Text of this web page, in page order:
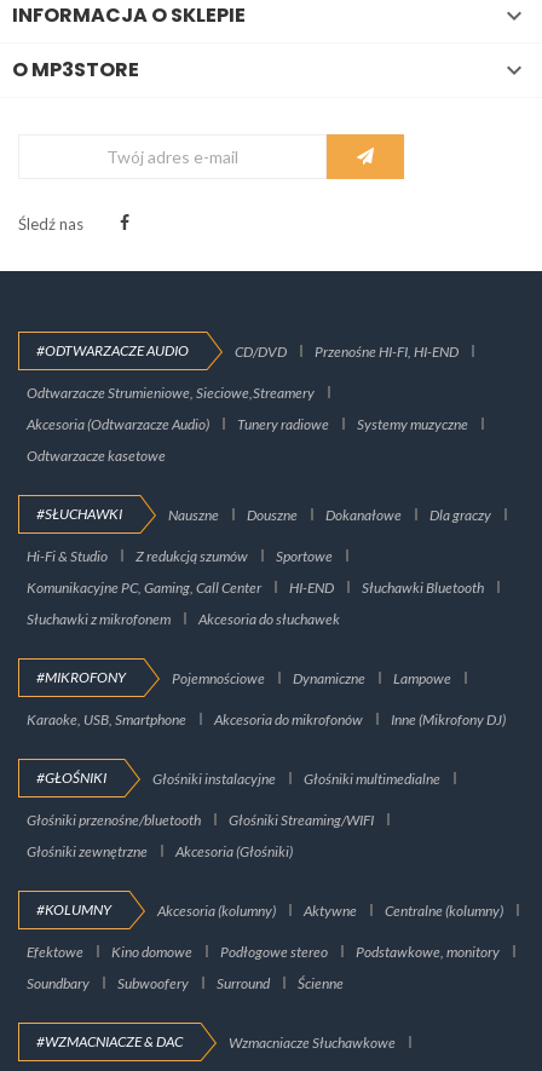
INFORMACJA O SKLEPIE 
O MP3STORE 
Śledź nas
#ODTWARZACZE AUDIO CD/DVD Przenośne HI-FI, HI-END
Odtwarzacze Strumieniowe, Sieciowe,Streamery
Akcesoria (Odtwarzacze Audio)
Tunery radiowe
Systemy muzyczne
Odtwarzacze kasetowe
#SŁUCHAWKI Nauszne Douszne Dokanałowe Dla graczy
Hi-Fi & Studio Z redukcją szumów
Sportowe
Komunikacyjne PC, Gaming, Call Center
HI-END
Słuchawki Bluetooth
Słuchawki z mikrofonem
Akcesoria do słuchawek
#MIKROFONY Pojemnościowe Dynamiczne Lampowe
Karaoke, USB, Smartphone Akcesoria do mikrofonów Inne (Mikrofony DJ)
#GŁOŚNIKI Głośniki instalacyjne Głośniki multimedialne
Głośniki przenośne/bluetooth
Głośniki Streaming/WIFI
Głośniki zewnętrzne
Akcesoria (Głośniki)
#KOLUMNY Akcesoria (kolumny) Aktywne Centralne (kolumny)
Efektowe Kino domowe Podłogowe stereo
Podstawkowe, monitory
Soundbary
Subwoofery Surround Ścienne
#WZMACNIACZE & DAC Wzmacniacze Słuchawkowe